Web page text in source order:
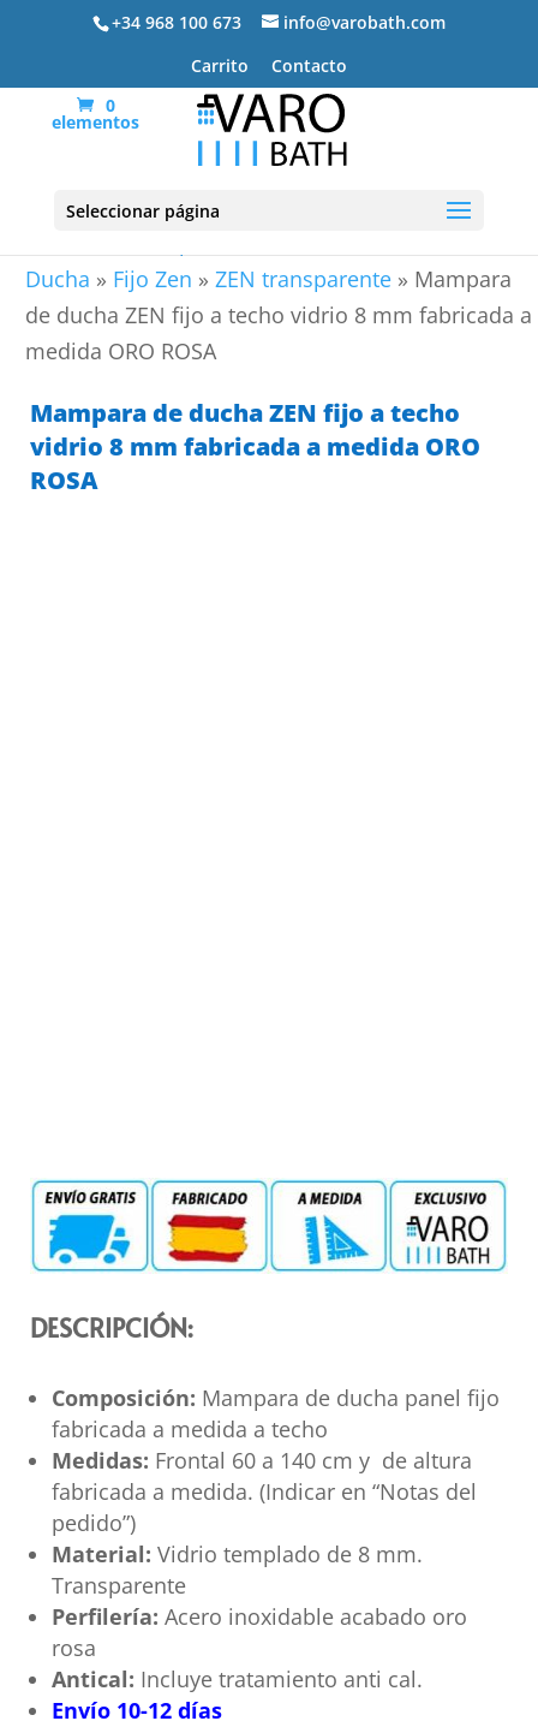
+34 968 100 673
info@varobath.com
Carrito
Contacto
0
elementos
Seleccionar página
Ducha » Fijo Zen » ZEN transparente » Mampara
de ducha ZEN fijo a techo vidrio 8 mm fabricada a
medida ORO ROSA
Mampara de ducha ZEN fijo a techo
vidrio 8 mm fabricada a medida ORO
ROSA
DESCRIPCIÓN:
Composición: Mampara de ducha panel fijo
fabricada a medida a techo
Medidas: Frontal 60 a 140 cm y de altura
fabricada a medida. (Indicar en “Notas del
pedido”)
Material: Vidrio templado de 8 mm.
Transparente
Perfilería: Acero inoxidable acabado oro
rosa
Antical: Incluye tratamiento anti cal.
Envío10-12 días